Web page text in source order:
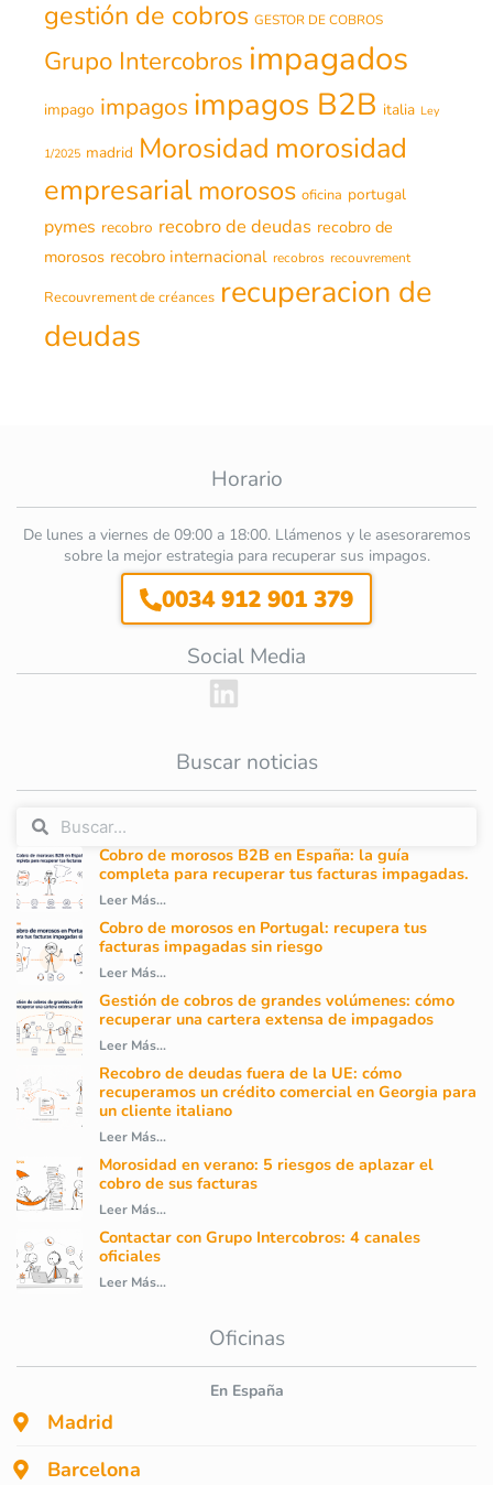
gestión de cobros GESTOR DE COBROS
Grupo Intercobros impagados
impago impagos impagos B2B italia Ley
1/2025 madrid Morosidad morosidad
empresarialmorosos oficina portugal
pymes recobro recobro de deudas recobro de
morosos recobro internacional recobros recouvrement
Recouvrement de créances recuperacion de
deudas
Horario
De lunes a viernes de 09:00 a 18:00. Llámenos y le asesoraremos
sobre la mejor estrategia para recuperar sus impagos.
0034 912 901 379
Social Media
Buscar noticias
Cobro de morosos B2B en España: la guía
completa para recuperar tus facturas impagadas.
Leer Más...
Cobro de morosos en Portugal: recupera tus
facturas impagadas sin riesgo
Leer Más...
Gestión de cobros de grandes volúmenes: cómo
recuperar una cartera extensa de impagados
Leer Más...
Recobro de deudas fuera de la UE: cómo
recuperamos un crédito comercial en Georgia para
un cliente italiano
Leer Más...
Morosidad en verano: 5 riesgos de aplazar el
cobro de sus facturas
Leer Más...
Contactar con Grupo Intercobros: 4 canales
oficiales
Leer Más...
Oficinas
En España
Madrid
Barcelona